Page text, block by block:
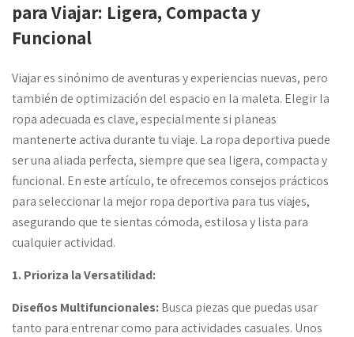
para Viajar: Ligera, Compacta y
Funcional
Viajar es sinónimo de aventuras y experiencias nuevas, pero
también de optimización del espacio en la maleta. Elegir la
ropa adecuada es clave, especialmente si planeas
mantenerte activa durante tu viaje. La ropa deportiva puede
ser una aliada perfecta, siempre que sea ligera, compacta y
funcional. En este artículo, te ofrecemos consejos prácticos
para seleccionar la mejor ropa deportiva para tus viajes,
asegurando que te sientas cómoda, estilosa y lista para
cualquier actividad.
1. Prioriza la Versatilidad:
Diseños Multifuncionales:Busca piezas que puedas usar
tanto para entrenar como para actividades casuales. Unos